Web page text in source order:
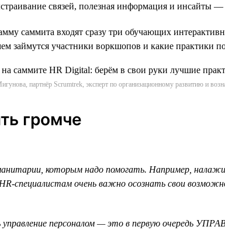
связей, полезная информация и инсайты
саммита входят сразу три обучающих
займутся участники воркшопов и какие практики
партнёр Scrumtrek, эксперт по организационному развитию и
громче
которым надо помогать. Например,
очень важно осознать свои
персоналом — это в первую очередь